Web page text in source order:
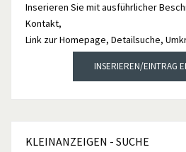
Inserieren Sie mit ausführlicher
Kontakt,
Link zur Homepage, Detailsuche,
INSERIEREN/EINTRAG
KLEINANZEIGEN - SUCHE